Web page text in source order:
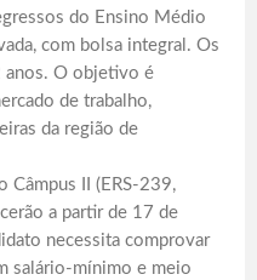
do Ensino Médio
com bolsa integral. Os
anos. O objetivo é
de trabalho,
da região de
Câmpus II (ERS-239,
a partir de 17 de
necessita comprovar
salário-mínimo e meio